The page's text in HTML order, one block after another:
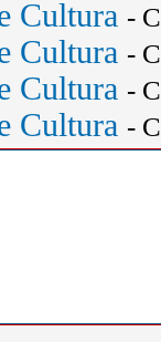
Cultura -
Cultura -
Cultura -
Cultura -